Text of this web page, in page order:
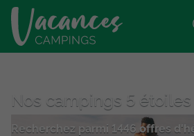
Nos campings 5
Recherchez parmi 1446 offres